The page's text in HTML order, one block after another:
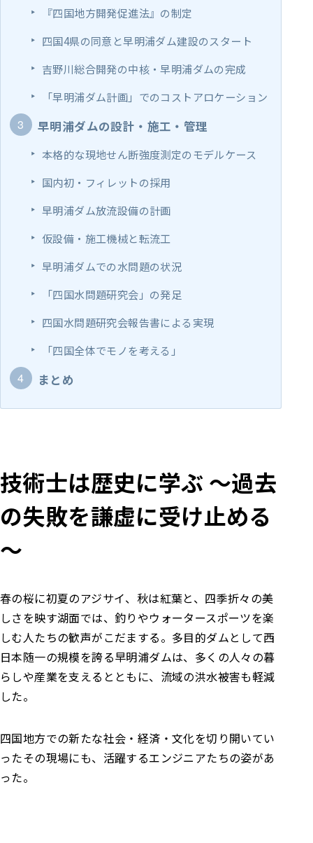
『四国地方開発促進法』の制定
四国4県の同意と早明浦ダム建設のスタート
吉野川総合開発の中核・早明浦ダムの完成
「早明浦ダム計画」でのコストアロケーション
早明浦ダムの設計・施工・管理
本格的な現地せん断強度測定のモデルケース
国内初・フィレットの採用
早明浦ダム放流設備の計画
仮設備・施工機械と転流工
早明浦ダムでの水問題の状況
「四国水問題研究会」の発足
四国水問題研究会報告書による実現
「四国全体でモノを考える」
まとめ
技術士は歴史に学ぶ ～過去
の失敗を謙虚に受け止める
～
春の桜に初夏のアジサイ、秋は紅葉と、四季折々の美
しさを映す湖面では、釣りやウォータースポーツを楽
しむ人たちの歓声がこだまする。多目的ダムとして西
日本随一の規模を誇る早明浦ダムは、多くの人々の暮
らしや産業を支えるとともに、流域の洪水被害も軽減
した。
四国地方での新たな社会・経済・文化を切り開いてい
ったその現場にも、活躍するエンジニアたちの姿があ
った。